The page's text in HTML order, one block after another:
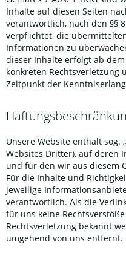
Inhalte auf diesen Seiten
verantwortlich, nach den §§
verpflichtet, die
Informationen zu
dieser Inhalte erfolgt ab
konkreten
Zeitpunkt der
Unsere Website enthält sog.
Websites Dritter), auf deren
und für den wir aus diesem
Für die Inhalte und
jeweilige
verantwortlich. Als die
für uns keine
Rechtsverletzung bekannt
umgehend von uns entfernt.